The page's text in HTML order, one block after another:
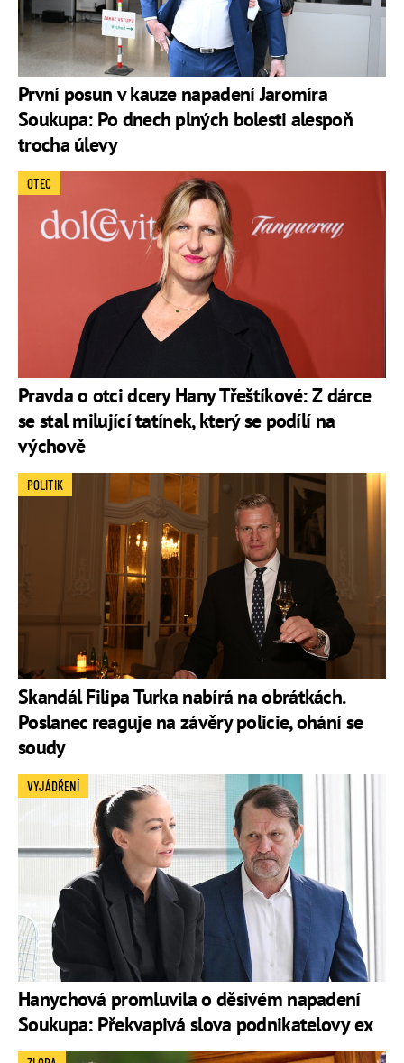
První posun v kauze napadení Jaromíra
Soukupa: Po dnech plných bolesti alespoň
trocha úlevy
Pravda o otci dcery Hany Třeštíkové: Z dárce
se stal milující tatínek, který se podílí na
výchově
OTEC
Skandál Filipa Turka nabírá na obrátkách.
Poslanec reaguje na závěry policie, ohání se
soudy
POLITIK
Hanychová promluvila o děsivém napadení
Soukupa: Překvapivá slova podnikatelovy ex
VYJÁDŘENÍ